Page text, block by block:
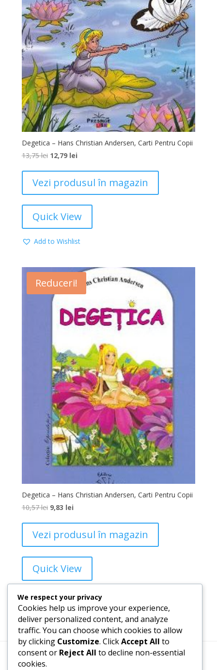
Degetica – Hans Christian Andersen, Carti Pentru Copii
13,75lei 12,79 lei
Vezi produsul în magazin
Quick View
Add to Wishlist
Reduceri!
Degetica – Hans Christian Andersen, Carti Pentru Copii
10,57lei 9,83 lei
Vezi produsul în magazin
Quick View
Add to Wishlist
1 2 3 →
Termeni, Condiții & Protecția Datelor (GDPR)
We respect your privacy
Cookies help us improve your experience,
deliver personalized content, and analyze
traffic. You can choose which cookies to allow
by clicking Customize. ClickAccept All to
consent or Reject All to decline non-essential
cookies.